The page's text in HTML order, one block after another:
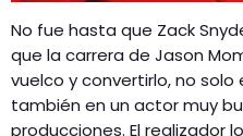
No fue hasta que Zack
que la carrera de Jason
vuelco y convertirlo, no solo
también en un actor muy
producciones. El realizador